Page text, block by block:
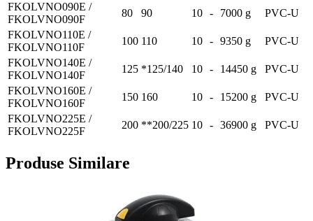
FKOLVNO090E /
FKOLVNO090F
80 90 10 - 7000 g
PVC-U
FKOLVNO110E /
FKOLVNO110F
100 110 10 - 9350 g
PVC-U
FKOLVNO140E /
FKOLVNO140F
125 *125/140 10 - 14450 g
PVC-U
FKOLVNO160E /
FKOLVNO160F
150 160 10 - 15200 g
PVC-U
FKOLVNO225E /
FKOLVNO225F
200 **200/225 10 - 36900 g PVC-U
Produse Similare